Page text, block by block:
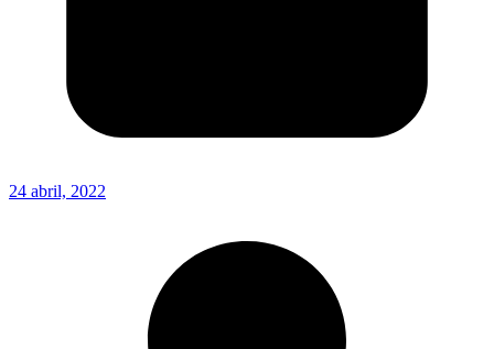
24 abril, 2022